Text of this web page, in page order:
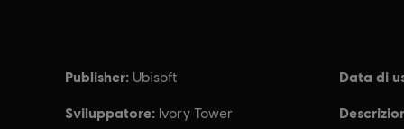
Publisher: Ubisoft
Sviluppatore: Ivory Tower
Data di